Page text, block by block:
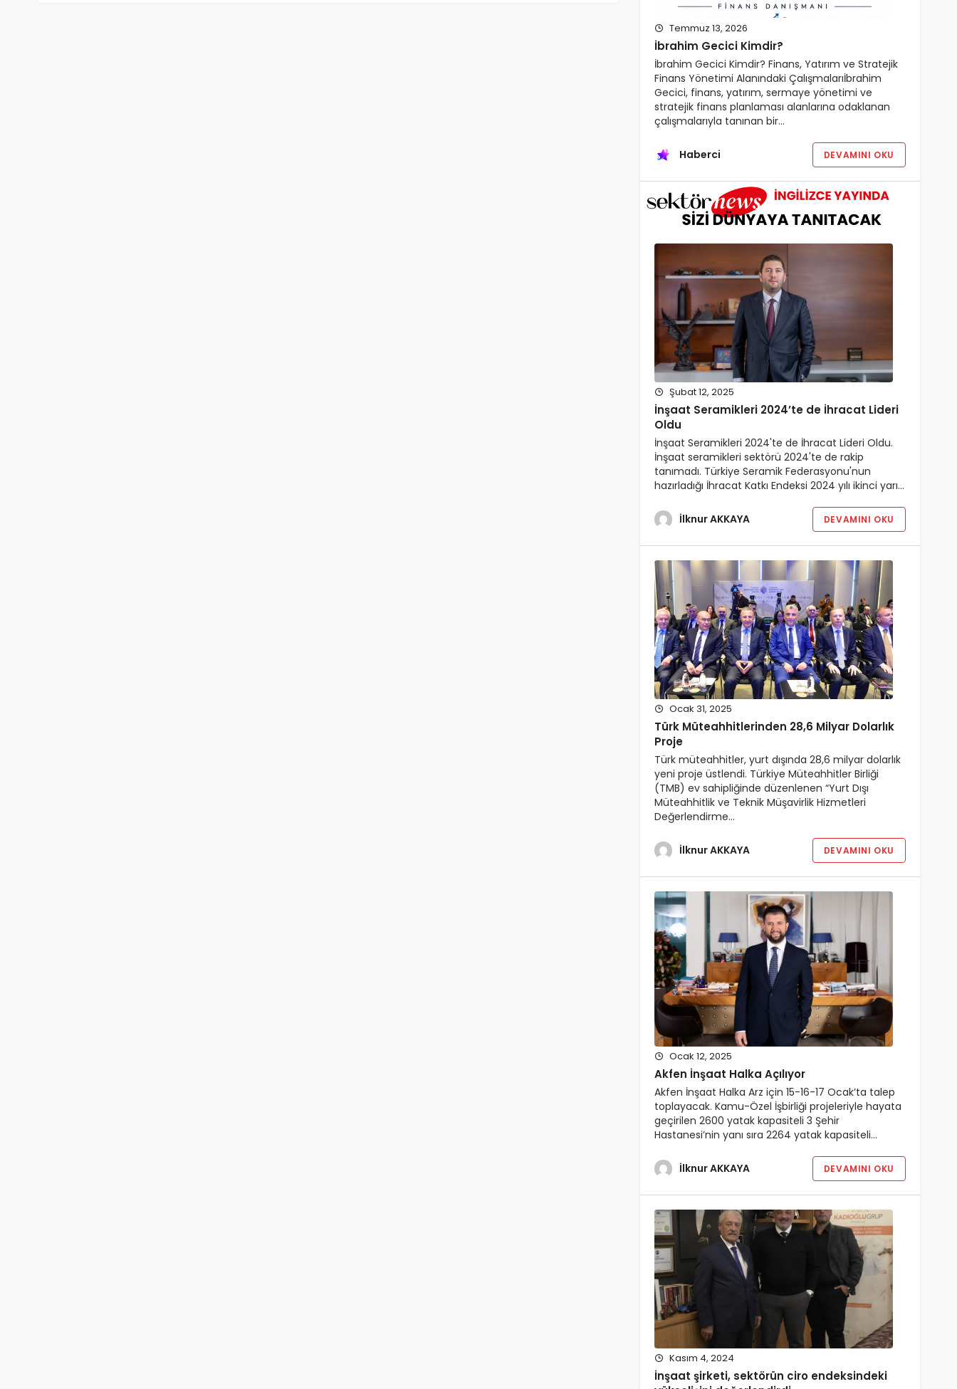
Temmuz 13, 2026
İbrahim Gecici Kimdir?
İbrahim Gecici Kimdir? Finans, Yatırım ve Stratejik
Finans Yönetimi Alanındaki Çalışmalarıİbrahim
Gecici, finans, yatırım, sermaye yönetimi ve
stratejik finans planlaması alanlarına odaklanan
çalışmalarıyla tanınan bir…
Haberci DEVAMINI OKU
Şubat 12, 2025
İnşaat Seramikleri 2024’te de İhracat Lideri
Oldu
İnşaat Seramikleri 2024'te de İhracat Lideri Oldu.
İnşaat seramikleri sektörü 2024'te de rakip
tanımadı. Türkiye Seramik Federasyonu'nun
hazırladığı İhracat Katkı Endeksi 2024 yılı ikinci yarı…
İlknur AKKAYA DEVAMINI OKU
Ocak 31, 2025
Türk Müteahhitlerinden 28,6 Milyar Dolarlık
Proje
Türk müteahhitler, yurt dışında 28,6 milyar dolarlık
yeni proje üstlendi. Türkiye Müteahhitler Birliği
(TMB) ev sahipliğinde düzenlenen “Yurt Dışı
Müteahhitlik ve Teknik Müşavirlik Hizmetleri
Değerlendirme…
İlknur AKKAYA DEVAMINI OKU
Ocak 12, 2025
Akfen İnşaat Halka Açılıyor
Akfen İnşaat Halka Arz için 15-16-17 Ocak’ta talep
toplayacak. Kamu-Özel İşbirliği projeleriyle hayata
geçirilen 2600 yatak kapasiteli 3 Şehir
Hastanesi’nin yanı sıra 2264 yatak kapasiteli…
İlknur AKKAYA DEVAMINI OKU
Kasım 4, 2024
İnşaat şirketi, sektörün ciro endeksindeki